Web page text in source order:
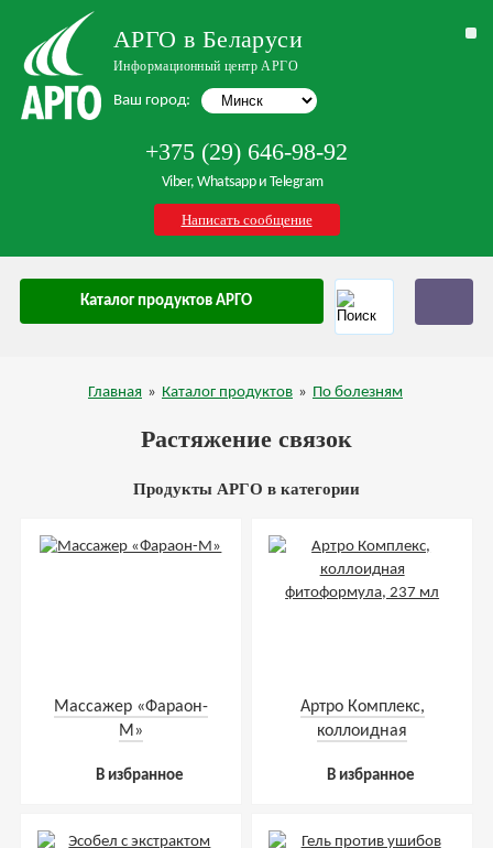
АРГО в Беларуси
Информационный центр АРГО
Ваш город:
+375 (29) 646-98-92
Viber, Whatsapp и Telegram
Написать сообщение
Каталог продуктов АРГО
Главная » Каталог продуктов » По болезням
Растяжение связок
Продукты АРГО в категории
Массажер «Фараон-
М»
В избранное
Артро Комплекс,
коллоидная
В избранное